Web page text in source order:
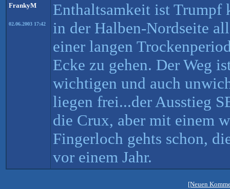
FrankyM
02.06.2003 17:42
Enthaltsamkeit ist Trumpf
in der Halben-Nordseite
einer langen
Ecke zu gehen. Der Weg
wichtigen und auch
liegen frei...der Ausstieg
die Crux, aber mit einem
Fingerloch gehts schon,
vor einem Jahr.
[Neuen